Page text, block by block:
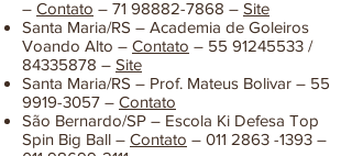
– Contato – 71 98882-7868 – Site
Santa Maria/RS – Academia de Goleiros
Voando Alto – Contato – 55 91245533 /
84335878 – Site
Santa Maria/RS – Prof. Mateus Bolivar – 55
9919-3057 – Contato
São Bernardo/SP – Escola Ki Defesa Top
Spin Big Ball – Contato – 011 2863 -1393 –